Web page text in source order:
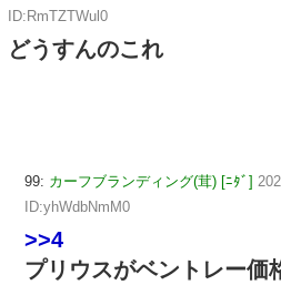
ID:RmTZTWul0
どうすんのこれ
99: カーフブランディング(茸) [ﾆﾀﾞ]
ID:yhWdbNmM0
>>4
プリウスがベントレー価